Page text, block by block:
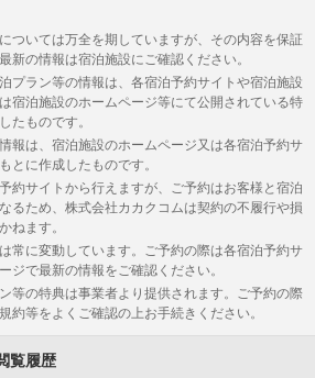
ついては万全を期していますが、その内容を保証
新の情報は宿泊施設にご確認ください。
プラン等の情報は、各宿泊予約サイトや宿泊施設
宿泊施設のホームページ等にて公開されている特
たものです。
報は、宿泊施設のホームページ又は各宿泊予約サ
とに作成したものです。
約サイトから行えますが、ご予約はお客様と宿泊
るため、株式会社カカクコムは契約の不履行や損
ねます。
常に変動しています。ご予約の際は各宿泊予約サ
ジで最新の情報をご確認ください。
等の特典は事業者より提供されます。ご予約の際
約等をよくご確認の上お手続きください。
覧履歴